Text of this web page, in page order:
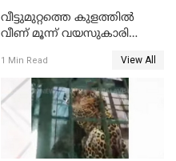
വീട്ടുമുറ്റത്തെ കുളത്തിൽ
വീണ് മൂന്ന് വയസുകാരി
1 Min Read View All